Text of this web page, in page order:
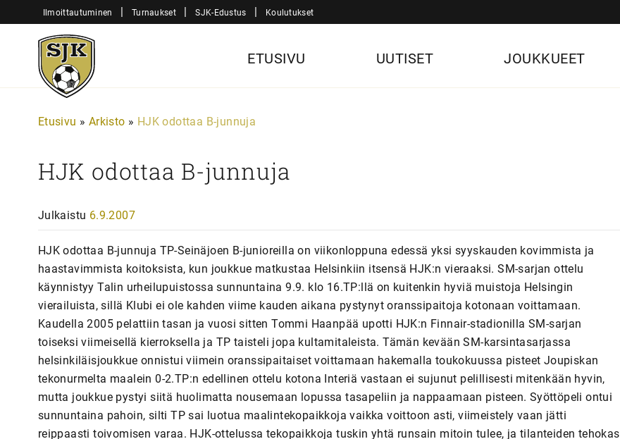
sisältöön
Ilmoittautuminen | Turnaukset | SJK-Edustus | Koulutukset
Sjk-
Juniorit
ETUSIVU UUTISET JOUKKUEET
Etusivu » Arkisto » HJK odottaa B-junnuja
HJK odottaa B-junnuja
Julkaistu 6.9.2007
HJK odottaa B-junnuja TP-Seinäjoen B-junioreilla on viikonloppuna edessä yksi syyskauden kovimmista ja
haastavimmista koitoksista, kun joukkue matkustaa Helsinkiin itsensä HJK:n vieraaksi. SM-sarjan ottelu
käynnistyy Talin urheilupuistossa sunnuntaina 9.9. klo 16.TP:llä on kuitenkin hyviä muistoja Helsingin
vierailuista, sillä Klubi ei ole kahden viime kauden aikana pystynyt oranssipaitoja kotonaan voittamaan.
Kaudella 2005 pelattiin tasan ja vuosi sitten Tommi Haanpää upotti HJK:n Finnair-stadionilla SM-sarjan
toiseksi viimeisellä kierroksella ja TP taisteli jopa kultamitaleista. Tämän kevään SM-karsintasarjassa
helsinkiläisjoukkue onnistui viimein oranssipaitaiset voittamaan hakemalla toukokuussa pisteet Joupiskan
tekonurmelta maalein 0-2.TP:n edellinen ottelu kotona Interiä vastaan ei sujunut pelillisesti mitenkään hyvin,
mutta joukkue pystyi siitä huolimatta nousemaan lopussa tasapeliin ja nappaamaan pisteen. Syöttöpeli ontui
sunnuntaina pahoin, silti TP sai luotua maalintekopaikkoja vaikka voittoon asti, viimeistely vaan jätti
reippaasti toivomisen varaa. HJK-ottelussa tekopaikkoja tuskin yhtä runsain mitoin tulee, ja tilanteiden tehokas